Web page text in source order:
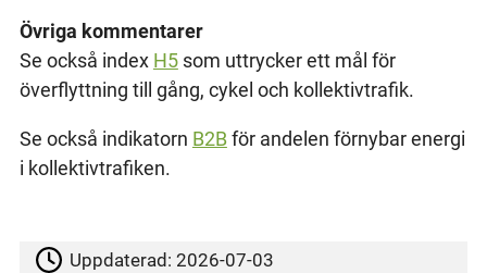
Övriga kommentarer
Se också index H5som uttrycker ett mål för
överflyttning till gång, cykel och kollektivtrafik.
Se också indikatorn B2Bför andelen förnybar energi
i kollektivtrafiken.
Uppdaterad:2026-07-03